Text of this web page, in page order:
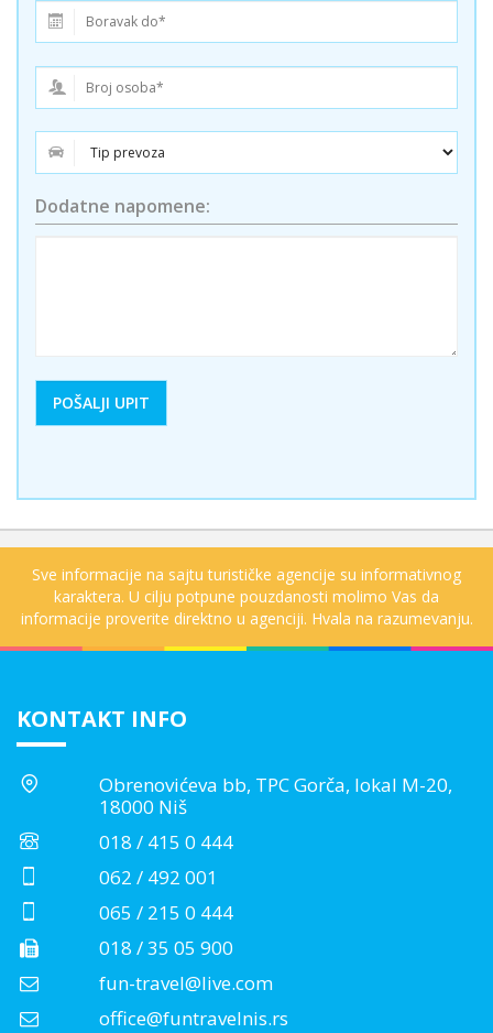
Dodatne napomene:
Sve informacije na sajtu turističke agencije su informativnog
karaktera. U cilju potpune pouzdanosti molimo Vas da
informacije proverite direktno u agenciji. Hvala na razumevanju.
KONTAKT INFO
Obrenovićeva bb, TPC Gorča, lokal M-20,
18000 Niš
018 / 415 0 444
062 / 492 001
065 / 215 0 444
018 / 35 05 900
fun-travel@live.com
office@funtravelnis.rs